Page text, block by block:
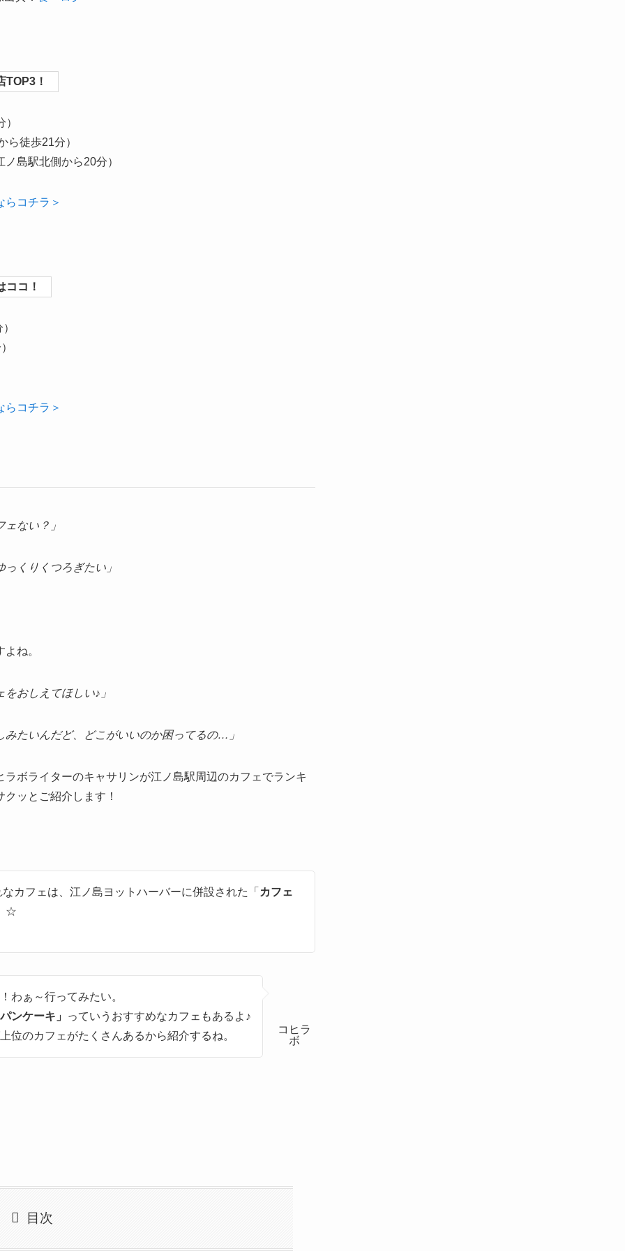
TOP3！
ら徒歩21分）
島駅北側から20分）
らコチラ＞
ココ！
らコチラ＞
ない？」
くりくつろぎたい」
ね。
おしえてほしい♪」
たいんだど、どこがいいのか困ってるの…」
ボライターのキャサリンが江ノ島駅周辺のカフェでランキ
ッとご紹介します！
カフェは、江ノ島ヨットハーバーに併設された「 カフェ
☆
コヒラ
ボ
わぁ～行ってみたい。
ンケーキ」
っていうおすすめなカフェもあるよ♪
位のカフェがたくさんあるから紹介するね。
目次